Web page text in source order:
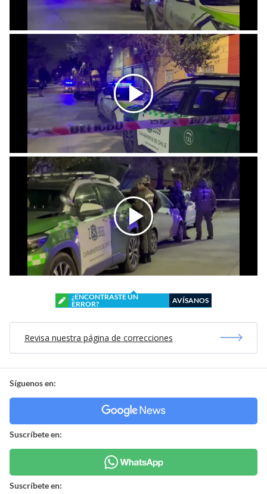
¿ENCONTRASTE UN
ERROR?
AVÍSANOS
Revisa nuestra página de correcciones
Síguenos en:
Suscríbete en:
Suscríbete en: